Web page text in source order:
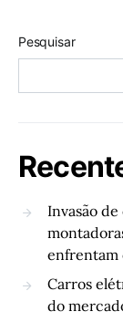
Pesquisar
Invasão
enfrentam
Carros
do